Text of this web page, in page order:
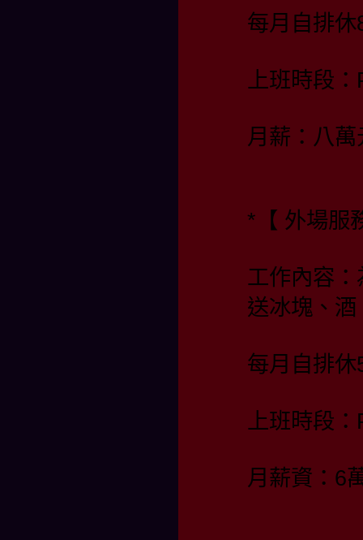
每月自排休
上班時段
月薪：八萬
*【 外場服
工作內容
送冰塊、
每月自排休
上班時段
月薪資：6